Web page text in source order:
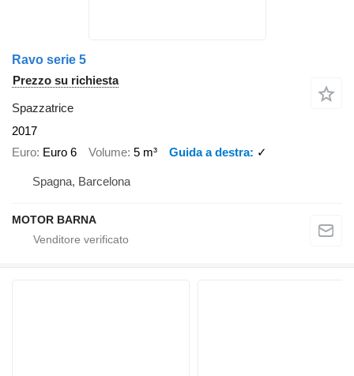
Ravo serie 5
Prezzo su richiesta
Spazzatrice
2017
Euro Euro 6 Volume 5 m³ Guida a destra ✓
Spagna, Barcelona
MOTOR BARNA